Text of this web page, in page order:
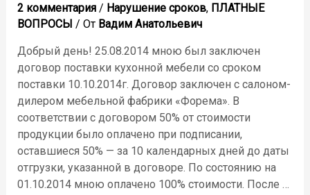
60
дней.
2 комментария / Нарушение сроков, ПЛАТНЫЕ
ВОПРОСЫ / От Вадим Анатольевич
Добрый день! 25.08.2014 мною был заключен
договор поставки кухонной мебели со сроком
поставки 10.10.2014г. Договор заключен с салоном-
дилером мебельной фабрики «Форема». В
соответствии с договором 50% от стоимости
продукции было оплачено при подписании,
оставшиеся 50% — за 10 календарных дней до даты
отгрузки, указанной в договоре. По состоянию на
01.10.2014 мною оплачено 100% стоимости. После …